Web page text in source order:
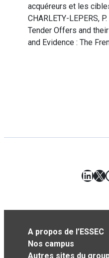
acquéreurs et les
CHARLETY-LEPERS,
Tender Offers and
and Evidence : The
X
A propos de l’ESSEC
Nos campus
Autres sites du